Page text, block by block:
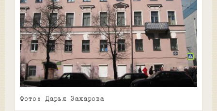
Фото: Дарья Захарова